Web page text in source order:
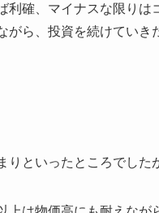
利確、マイナスな限り
がら、投資を続けていき
りといったところでした